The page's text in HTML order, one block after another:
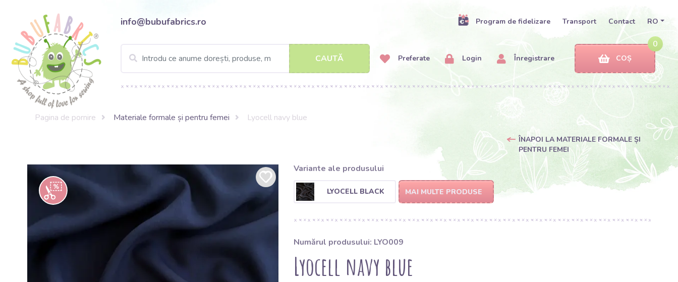
info@bubufabrics.ro Program de fidelizare Transport Contact RO
CAUTĂ Preferate Login Înregistrare
0
COȘ
Pagina de pornire Materiale formale și pentru femei Lyocell navy blue
ÎNAPOI LA MATERIALE FORMALE ȘI
PENTRU FEMEI
Variante ale produsului
LYOCELL BLACK MAI MULTE PRODUSE
Numărul produsului: LYO009
Lyocell navy blue